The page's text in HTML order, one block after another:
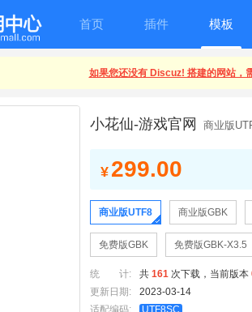
首页 插件 模板
如果您还没有 Discuz! 搭建的网站，
小花仙-游戏官网 商业版
¥ 299.00
商业版UTF8 商业版GBK
免费版GBK 免费版GBK-X3.5
统 计: 共 161 次下载，当前版本
更新日期:
2023-03-14
适配编码:
UTF8SC